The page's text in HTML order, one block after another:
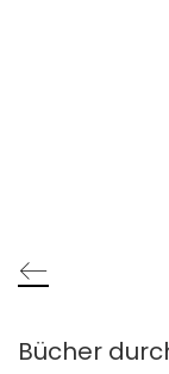
Bücher